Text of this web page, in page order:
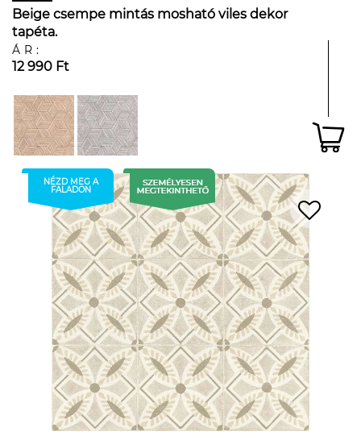
Beige csempe mintás mosható viles dekor
tapéta.
ÁR:
12 990 Ft
NÉZD MEG A
FALADON